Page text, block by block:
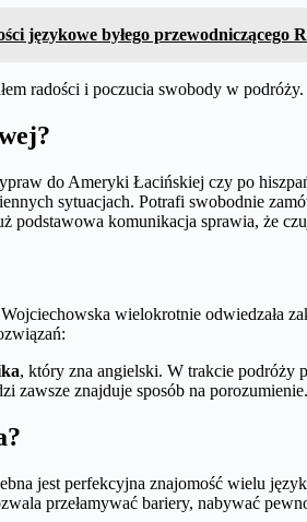
językowe byłego przewodniczącego
radości i poczucia swobody w podróży.
do Ameryki Łacińskiej czy po
sytuacjach. Potrafi swobodnie
podstawowa komunikacja sprawia, że
wielokrotnie odwiedzała
, który zna angielski. W trakcie podróży
znajduje sposób na
jest perfekcyjna znajomość wielu
przełamywać bariery, nabywać